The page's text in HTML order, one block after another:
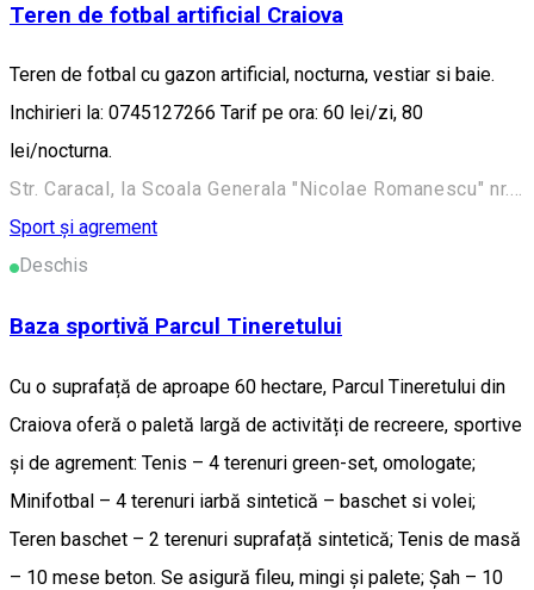
Teren de fotbal artificial Craiova
Teren de fotbal cu gazon artificial, nocturna, vestiar si baie.
Inchirieri la: 0745127266 Tarif pe ora: 60 lei/zi, 80
lei/nocturna.
Str. Caracal, la Scoala Generala "Nicolae Romanescu" nr. 29, Craiova, Romania
Sport și agrement
Deschis
Baza sportivă Parcul Tineretului
Cu o suprafață de aproape 60 hectare, Parcul Tineretului din
Craiova oferă o paletă largă de activități de recreere, sportive
și de agrement: Tenis – 4 terenuri green-set, omologate;
Minifotbal – 4 terenuri iarbă sintetică – baschet si volei;
Teren baschet – 2 terenuri suprafață sintetică; Tenis de masă
– 10 mese beton. Se asigură fileu, mingi și palete; Șah – 10